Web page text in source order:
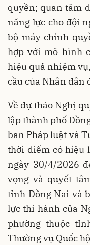
quyền; quan tâm
năng lực cho đội
bộ máy chính
hợp với mô hình
hiệu quả nhiệm
cầu của Nhân dân
Về dự thảo Nghị
lập thành phố
ban Pháp luật và
thời điểm có hiệu
ngày 30/4/2026
vọng và quyết
tỉnh Đồng Nai và
lực thi hành của
phường thuộc
Thường vụ Quốc